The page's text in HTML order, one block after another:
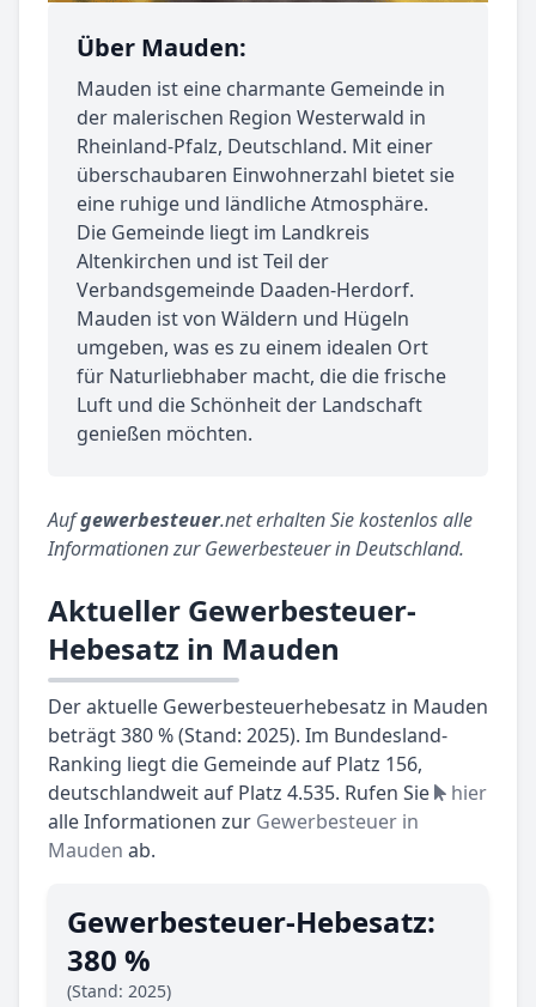
Über Mauden:
Mauden ist eine charmante Gemeinde in
der malerischen Region Westerwald in
Rheinland-Pfalz, Deutschland. Mit einer
überschaubaren Einwohnerzahl bietet sie
eine ruhige und ländliche Atmosphäre.
Die Gemeinde liegt im Landkreis
Altenkirchen und ist Teil der
Verbandsgemeinde Daaden-Herdorf.
Mauden ist von Wäldern und Hügeln
umgeben, was es zu einem idealen Ort
für Naturliebhaber macht, die die frische
Luft und die Schönheit der Landschaft
genießen möchten.
Aufgewerbesteuer.net erhalten Sie kostenlos alle
Informationen zur Gewerbesteuer in Deutschland.
Aktueller Gewerbesteuer-
Hebesatz in Mauden
Der aktuelle Gewerbesteuerhebesatz in Mauden
beträgt 380 % (Stand: 2025). Im Bundesland-
Ranking liegt die Gemeinde auf Platz 156,
deutschlandweit auf Platz 4.535. Rufen Sie
hier
alle Informationen zur Gewerbesteuer in
Mauden ab.
Gewerbesteuer-Hebesatz:
380 %
(Stand: 2025)